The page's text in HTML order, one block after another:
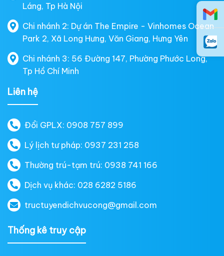
Láng, Tp Hà Nội
Chi nhánh 2: Dự án The Empire - Vinhomes Ocean
Park 2, Xã Long Hưng, Văn Giang, Hưng Yên
Chi nhánh 3: 56 Đường 147, Phường Phước Long,
Tp Hồ Chí Minh
Liên hệ
Đổi GPLX: 0908 757 899
Lý lịch tư pháp: 0937 231 258
Thường trú-tạm trú: 0938 741 166
Dịch vụ khác: 028 6282 5186
tructuyendichvucong@gmail.com
Thống kê truy cập